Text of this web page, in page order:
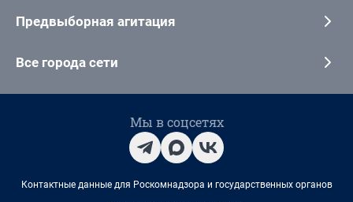
Предвыборная агитация
Все города сети
Мы в соцсетях
Контактные данные для Роскомнадзора и государственных органов